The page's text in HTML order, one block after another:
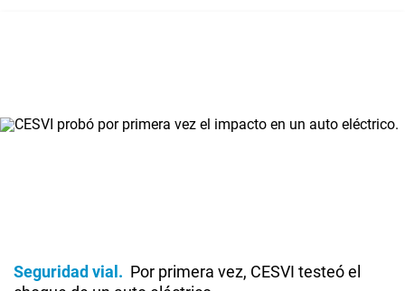
Seguridad vial
Por primera vez, CESVI testeó el